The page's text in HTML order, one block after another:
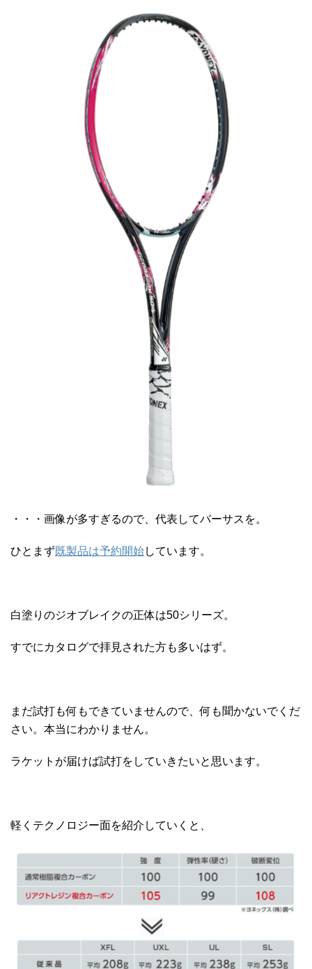
・・・画像が多すぎるので、代表してバーサスを。
ひとまず既製品は予約開始しています。
白塗りのジオブレイクの正体は50シリーズ。
すでにカタログで拝見された方も多いはず。
まだ試打も何もできていませんので、何も聞かないでくだ
さい。本当にわかりません。
ラケットが届けば試打をしていきたいと思います。
軽くテクノロジー面を紹介していくと、